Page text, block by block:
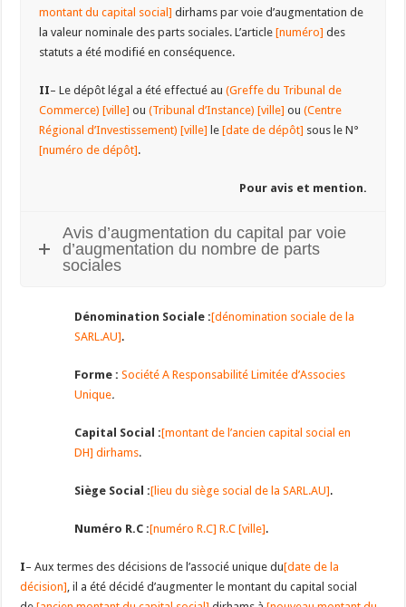
montant du capital social] dirhams par voie d’augmentation de
la valeur nominale des parts sociales. L’article [numéro]des
statuts a été modifié en conséquence.
II– Le dépôt légal a été effectué au (Greffe du Tribunal de
Commerce) [ville] ou(Tribunal d’Instance) [ville] ou(Centre
Régional d’Investissement) [ville] le[date de dépôt] sous le N°
[numéro de dépôt].
Pour avis et mention.
Avis d’augmentation du capital par voie
d’augmentation du nombre de parts
sociales
Dénomination Sociale :[dénomination sociale de la
SARL.AU].
Forme :Société A Responsabilité Limitée d’Associes
Unique.
Capital Social :[montant de l’ancien capital social en
DH] dirhams.
Siège Social :[lieu du siège social de la SARL.AU].
Numéro R.C :[numéro R.C] R.C [ville].
I– Aux termes des décisions de l’associé unique du[date de la
décision] , il a été décidé d’augmenter le montant du capital social